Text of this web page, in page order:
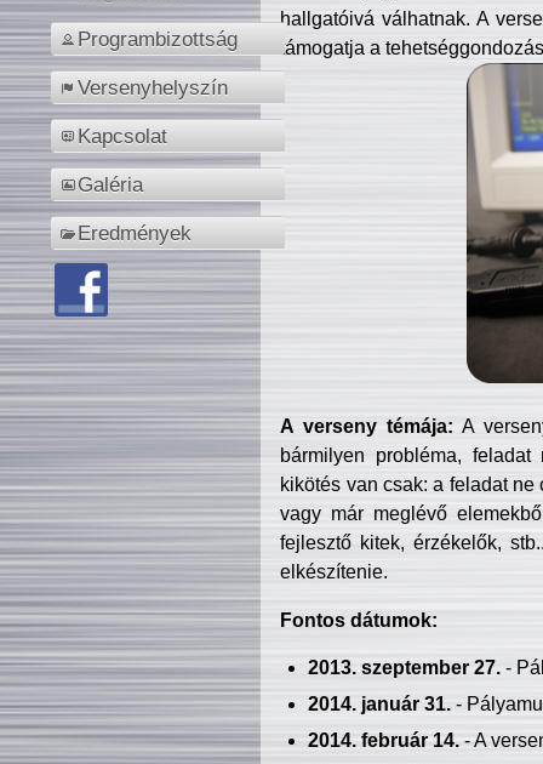
Programbizottság
Versenyhelyszín
Kapcsolat
Galéria
Eredmények
hallgatóivá válhatnak. A
támogatja a
A verseny témája: A
bármilyen probléma, feladat
kikötés van csak: a feladat
vagy már meglévő
fejlesztő kitek, érzékelők,
elkészítenie.
Fontos dátumok:
2013. szeptember 27.-
2014. január 31.-
2014. február 14.- A